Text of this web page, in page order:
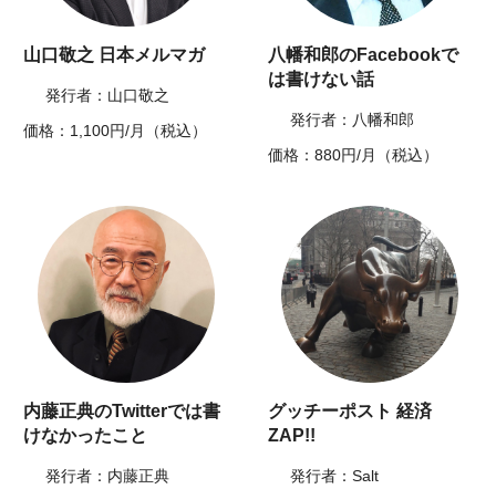
山口敬之 日本メルマガ
発行者：山口敬之
価格：1,100円/月（税込）
八幡和郎のFacebookで
は書けない話
発行者：八幡和郎
価格：880円/月（税込）
内藤正典のTwitterでは書
けなかったこと
発行者：内藤正典
グッチーポスト 経済
ZAP!!
発行者：Salt